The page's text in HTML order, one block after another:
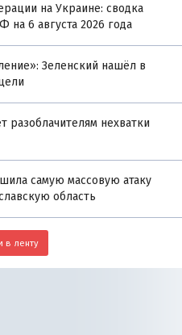
на Украине: сводка
6 августа 2026 года
Зеленский нашёл в
разоблачителям нехватки
самую массовую атаку
область
в ленту